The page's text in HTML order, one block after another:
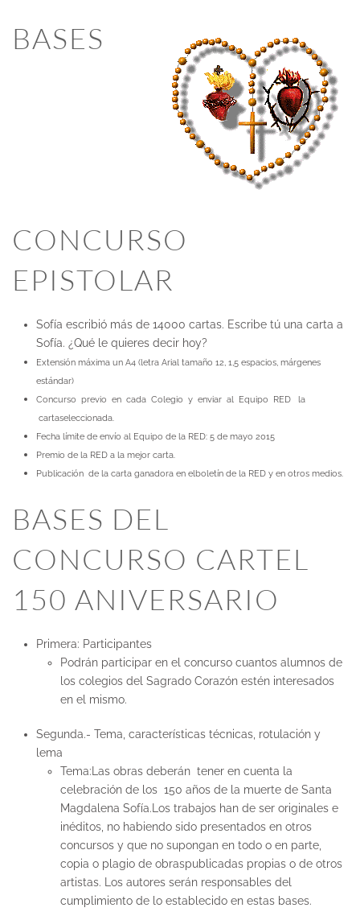
BASES
CONCURSO
EPISTOLAR
Sofía escribió más de 14000 cartas. Escribe tú una carta a
Sofía. ¿Qué le quieres decir hoy?
Extensión máxima un A4 (letra Arial tamaño 12, 1,5 espacios, márgenes
estándar)
Concurso previo en cada Colegio y enviar al Equipo RED la
cartaseleccionada.
Fecha límite de envío al Equipo de la RED: 5 de mayo 2015
Premio de la RED a la mejor carta.
Publicación de la carta ganadora en elboletín de la RED y en otros medios.
BASES DEL
CONCURSO CARTEL
150 ANIVERSARIO
Primera: Participantes
Podrán participar en el concurso cuantos alumnos de
los colegios del Sagrado Corazón estén interesados
en el mismo.
Segunda.- Tema, características técnicas, rotulación y
lema
Tema:Las obras deberán tener en cuenta la
celebración de los 150 años de la muerte de Santa
Magdalena Sofía.Los trabajos han de ser originales e
inéditos, no habiendo sido presentados en otros
concursos y que no supongan en todo o en parte,
copia o plagio de obraspublicadas propias o de otros
artistas. Los autores serán responsables del
cumplimiento de lo establecido en estas bases.